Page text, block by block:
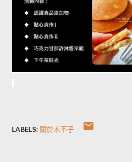
LABELS: 關於木不子